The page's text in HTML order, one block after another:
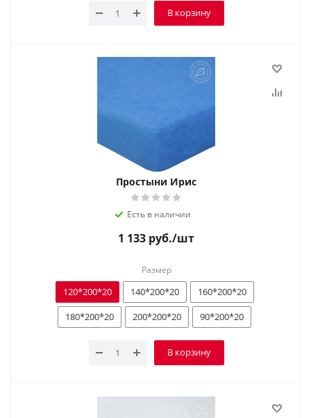
В корзину
Простыни Ирис
Есть в наличии
1 133 руб./шт
Размер
120*200*20 140*200*20
160*200*20
180*200*20
200*200*20 90*200*20
В корзину